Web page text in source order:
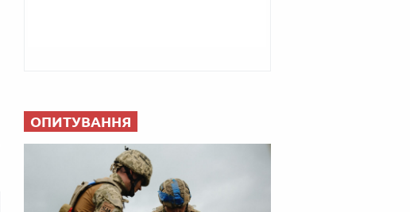
ОПИТУВАННЯ